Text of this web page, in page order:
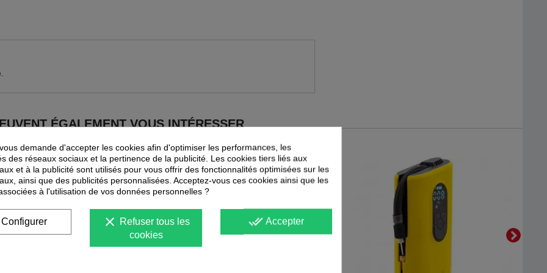
ÉGALEMENT VOUS INTÉRESSER
PROMOTION
-35%
demande d'accepter les cookies afin d'optimiser les performances, les
des réseaux sociaux et la pertinence de la publicité. Les cookies tiers liés aux
et à la publicité sont utilisés pour vous offrir des fonctionnalités optimisées sur les
ainsi que des publicités personnalisées. Acceptez-vous ces cookies ainsi que les
à l'utilisation de vos données personnelles ?
done_all Accepter
clear Refuser tous les
cookies
Configurer